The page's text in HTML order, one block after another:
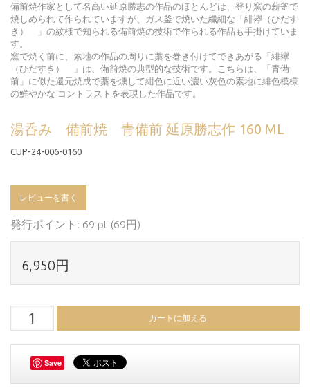
備前焼作家として名高い延原勝志の作品のほとんどは、登り窯の薪釜で
焼しめられて作られていますが、ガス釜で焼いた繊細な「緋襷（ひだす
き） 」の紋様で知られる備前焼の技術で作られる作品も手掛けていま
す。
窯で焼く前に、素地の作品の周りに藁を巻き付けてできあがる「緋襷
（ひだすき） 」は、備前焼の典型的な技術です。こちらは、「青備
前」に似た還元焼成で藁を燻して紺色に近い濃い灰色の素地に緋色模様
の鮮やかな コントラストを表現した作品です。
湯呑み 備前焼 青備前 延原勝志作 160 ML
CUP-24-006-0160
レビューを書く
発行ポイント: 69 pt (69円)
6,950円
Save